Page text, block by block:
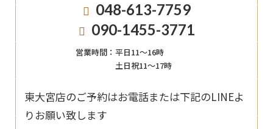
048-613-7759
090-1455-3771
営業時間： 平日11〜16時
土日祝11〜17時
東大宮店のご予約はお電話または下記のLINEよ
りお願い致します